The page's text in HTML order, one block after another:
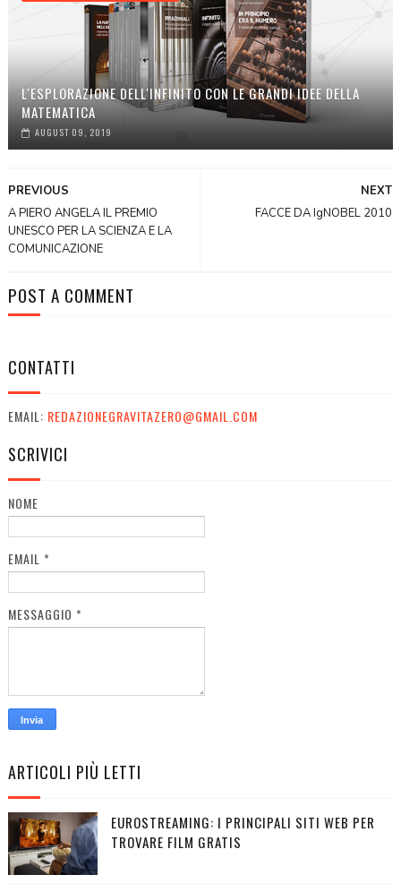
L'ESPLORAZIONE DELL'INFINITO CON LE GRANDI IDEE DELLA
MATEMATICA
AUGUST 09, 2019
NEXT
FACCE DA IgNOBEL 2010
PREVIOUS
A PIERO ANGELA IL PREMIO
UNESCO PER LA SCIENZA E LA
COMUNICAZIONE
POST A COMMENT
CONTATTI
EMAIL: REDAZIONEGRAVITAZERO@GMAIL.COM
SCRIVICI
NOME
EMAIL *
MESSAGGIO *
ARTICOLI PIÙ LETTI
EUROSTREAMING: I PRINCIPALI SITI WEB PER
TROVARE FILM GRATIS